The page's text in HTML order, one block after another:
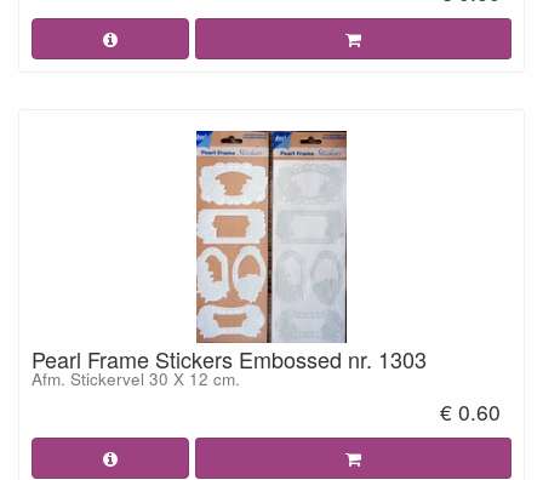
Pearl Frame Stickers Embossed nr. 1303
Afm. Stickervel 30 X 12 cm.
€ 0.60